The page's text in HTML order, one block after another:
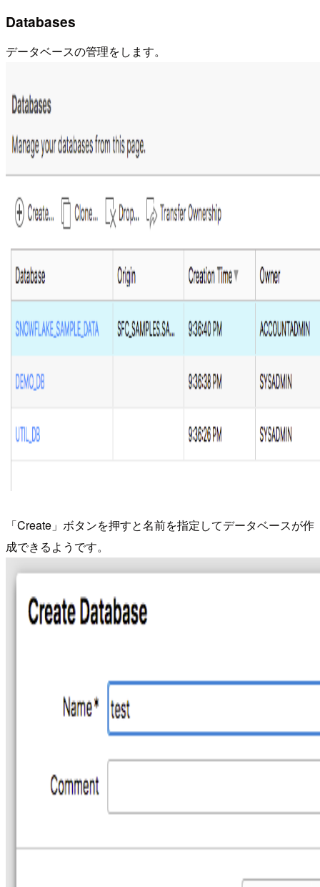
Databases
データベースの管理をします。
「Create」ボタンを押すと名前を指定してデータベースが作
成できるようです。